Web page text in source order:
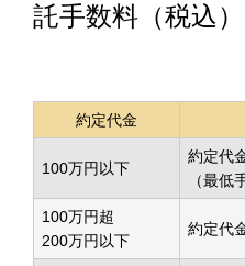
託手数料（税込）
約定代金
100万円以下
約定代
（最低
100万円超
200万円以下
約定代